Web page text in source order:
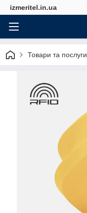
izmeritel.in.ua
Товари та послуги